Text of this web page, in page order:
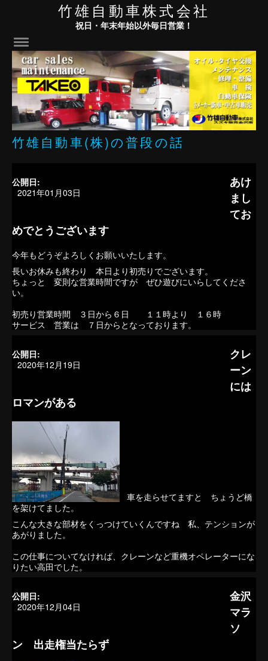
竹雄自動車株式会社
祝日・年末年始以外毎日営業！
竹雄自動車(株)の普段の話
公開日:
2021年01月03日
あけ
まし
てお
めでとうございます
今年もどうぞよろしくお願いいたします。
長いお休みも終わり 本日より初売りでございます。
ちょっと 変則な営業時間ですが ぜひ遊びにいらしてくださ
い。
初売り営業時間 ３日から６日 １１時より １６時
サービス 営業は ７日からとなっております。
公開日:
2020年12月19日
クレ
ーン
には
ロマンがある
車を走らせてますと ちょうど橋
を架けてました。
こんな大きな部材をくっつけていくんですね 私、テンションが
あがりました。
この仕事についてなければ、クレーンなど重機オペレーターにな
りたい高田でした。
公開日:
2020年12月04日
金沢
マラ
ソ
ン 出走権当たらず